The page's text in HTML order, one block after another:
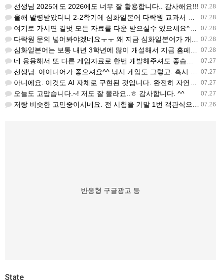
07.28
선생님 2025에도 2026에도 너무 잘 활용합니다.. 감사해요!!!
07.28
올해 발령받았더니 2-2학기에 심화일본어 다락원 교과서 채택되어 있네요. 저도 당장 다음달부터 수업을 해야하…
07.28
여기로 가시면 길벗 모든 자료를 다운 받으실수 있으세요^^ https://coffee-plume-710.no…
07.28
다락원 문의 넣어봐야겠네요ㅜㅜ 왜 지금 심화일본어가 개설된지는 저도 참 의문입니다... 작년에 계셨던 선생님…
07.28
심화일본어는 보통 내년 3학년에 많이 개설해서 지금 홈페이지에 없는가보네요~ 일본어랑 생활 일본어는 다 있는…
07.27
네 응용해서 또 다른 게임자료로 한번 개발해주셔도 좋습니다
07.27
선생님. 아이디어가 좋으셔요^^ 낚시 게임도 그렇고. 혹시 이것 제가 응용 사용해 보아도 될 까요?
07.27
아니에요. 이것도 AI 자체로 구현된 것입니다. 완전히 자연스럽지 않습니다. 향후 저도 음성이 너무 이상하다…
07.27
오늘도 고맙습니다.~! 저도 잘 몰라요..ㅎ 감사합니다. ^^
07.26
저랑 비슷한 고민중이시네요. 전 시험을 기말 1번 객관식으로 40프로 그리고 수행 60프로 말하기로 구성하려…
반응형 구글광고 등
State